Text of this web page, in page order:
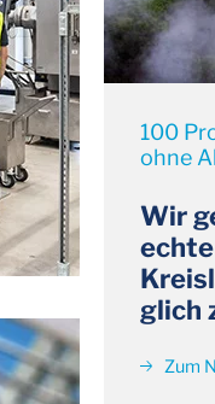
100
ohne
Wir
echte
glich
Zum